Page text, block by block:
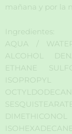
mañana y por la
Ingredientes:
AQUA /
ALCOHOL
ETHANE